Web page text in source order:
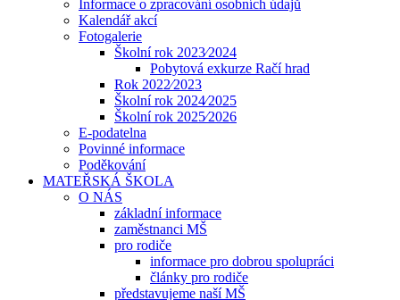
Informace o zpracování osobních údajů
Kalendář akcí
Fotogalerie
Školní rok 2023⁄2024
Pobytová exkurze Račí hrad
Rok 2022⁄2023
Školní rok 2024⁄2025
Školní rok 2025⁄2026
E-podatelna
Povinné informace
Poděkování
MATEŘSKÁ ŠKOLA
O NÁS
základní informace
zaměstnanci MŠ
pro rodiče
informace pro dobrou spolupráci
články pro rodiče
představujeme naší MŠ